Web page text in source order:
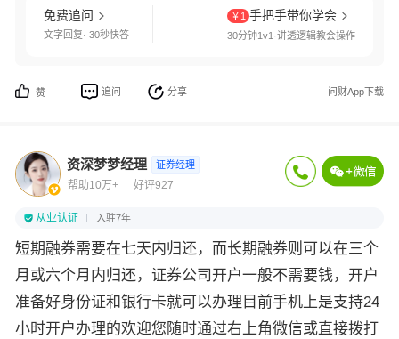
免费追问
文字回复· 30秒快答
￥1 手把手带你学会
30分钟1v1·讲透逻辑教会操作
赞 追问 分享 问财App下载
资深梦梦经理 证券经理
帮助10万+ 好评927
从业认证 入驻7年
短期融券需要在七天内归还，而长期融券则可以在三个
月或六个月内归还，证券公司开户一般不需要钱，开户
准备好身份证和银行卡就可以办理目前手机上是支持24
小时开户办理的欢迎您随时通过右上角微信或直接拨打